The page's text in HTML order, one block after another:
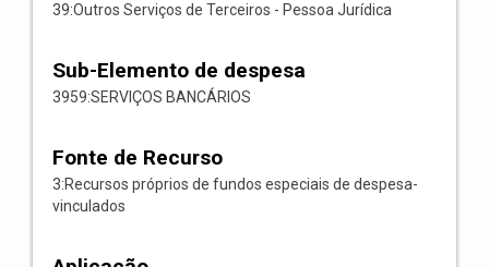
39:Outros Serviços de Terceiros - Pessoa Jurídica
Sub-Elemento de despesa
3959:SERVIÇOS BANCÁRIOS
Fonte de Recurso
3:Recursos próprios de fundos especiais de despesa-
vinculados